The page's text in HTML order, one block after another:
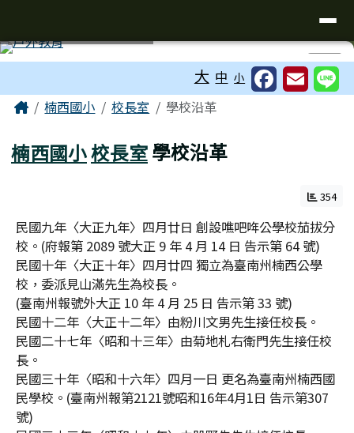
⏸
大 中 小
主內容區域
Home楠西國小 校長室 學校沿革
楠西國小校長室學校沿革
354
民國九年〈大正九年〉四月廿日 創設噍吧哖公學校茄拔分
校。(府報第 2089 號大正 9 年 4 月 14 日 告示第 64 號)
民國十年〈大正十年〉四月廿四 獨立為臺南州楠西公學
校，委派見山滿先生為校長。
(臺南州報號外大正 10 年 4 月 25 日 告示第 33 號)
民國十二年〈大正十二年〉由粉川文男先生接任校長。
民國二十七年〈昭和十三年〉由菊地札右衛門先生接任校
長。
民國三十年〈昭和十六年〉四月一日 更名為臺南州楠西國
民學校。(臺南州報第2121號昭和16年4月1日 告示第307
號)
頁尾區域